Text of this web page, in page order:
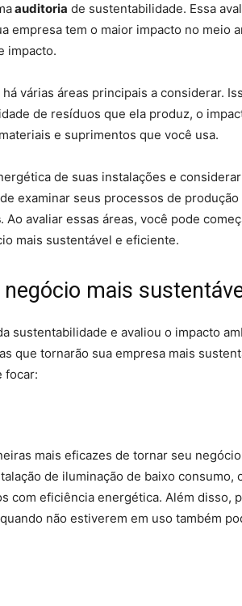
auditoria de sustentabilidade. Essa
empresa tem o maior impacto no meio
impacto.
várias áreas principais a considerar.
de resíduos que ela produz, o
e suprimentos que você usa.
de suas instalações e
examinar seus processos de produção
. Ao avaliar essas áreas, você pode
mais sustentável e eficiente.
mais
sustentabilidade e avaliou o impacto
que tornarão sua empresa mais
focar:
mais eficazes de tornar seu
de iluminação de baixo consumo,
com eficiência energética. Além disso,
não estiverem em uso também